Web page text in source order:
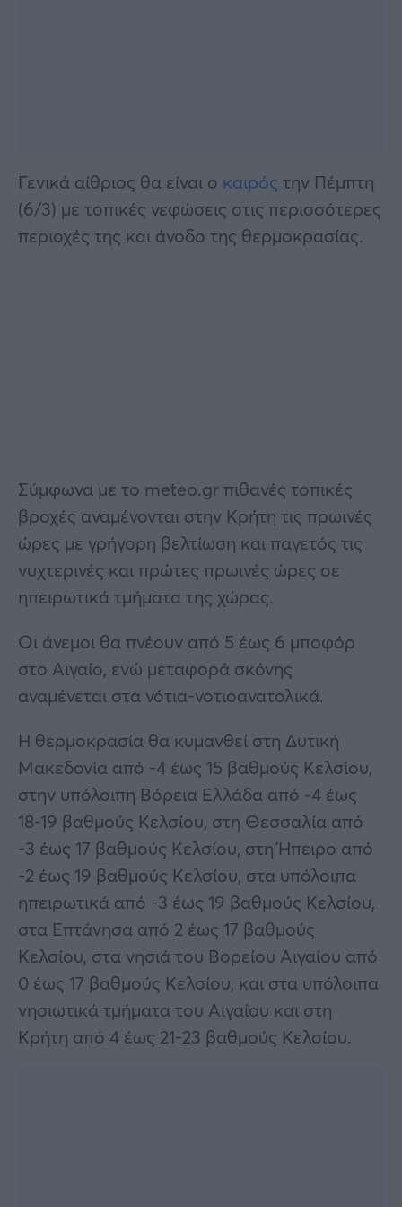
Γενικά αίθριος θα είναι ο καιρός την Πέμπτη
(6/3) με τοπικές νεφώσεις στις περισσότερες
περιοχές της και άνοδο της θερμοκρασίας.
Σύμφωνα με το meteo.gr πιθανές τοπικές
βροχές αναμένονται στην Κρήτη τις πρωινές
ώρες με γρήγορη βελτίωση και παγετός τις
νυχτερινές και πρώτες πρωινές ώρες σε
ηπειρωτικά τμήματα της χώρας.
Οι άνεμοι θα πνέουν από 5 έως 6 μποφόρ
στο Αιγαίο, ενώ μεταφορά σκόνης
αναμένεται στα νότια-νοτιοανατολικά.
Η θερμοκρασία θα κυμανθεί στη Δυτική
Μακεδονία από -4 έως 15 βαθμούς Κελσίου,
στην υπόλοιπη Βόρεια Ελλάδα από -4 έως
18-19 βαθμούς Κελσίου, στη Θεσσαλία από
-3 έως 17 βαθμούς Κελσίου, στη Ήπειρο από
-2 έως 19 βαθμούς Κελσίου, στα υπόλοιπα
ηπειρωτικά από -3 έως 19 βαθμούς Κελσίου,
στα Επτάνησα από 2 έως 17 βαθμούς
Κελσίου, στα νησιά του Βορείου Αιγαίου από
0 έως 17 βαθμούς Κελσίου, και στα υπόλοιπα
νησιωτικά τμήματα του Αιγαίου και στη
Κρήτη από 4 έως 21-23 βαθμούς Κελσίου.